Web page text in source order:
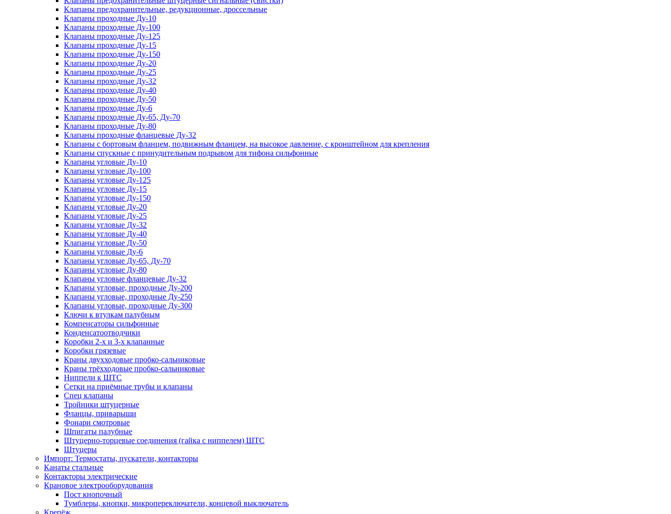
Клапаны предохранительные, редукционные, дроссельные
Клапаны проходные Ду-10
Клапаны проходные Ду-100
Клапаны проходные Ду-125
Клапаны проходные Ду-15
Клапаны проходные Ду-150
Клапаны проходные Ду-20
Клапаны проходные Ду-25
Клапаны проходные Ду-32
Клапаны проходные Ду-40
Клапаны проходные Ду-50
Клапаны проходные Ду-6
Клапаны проходные Ду-65, Ду-70
Клапаны проходные Ду-80
Клапаны проходные фланцевые Ду-32
Клапаны с бортовым фланцем, подвижным фланцем, на высокое давление, с кронштейном для крепления
Клапаны спускные с принудительным подрывом для тифона сильфонные
Клапаны угловые Ду-10
Клапаны угловые Ду-100
Клапаны угловые Ду-125
Клапаны угловые Ду-15
Клапаны угловые Ду-150
Клапаны угловые Ду-20
Клапаны угловые Ду-25
Клапаны угловые Ду-32
Клапаны угловые Ду-40
Клапаны угловые Ду-50
Клапаны угловые Ду-6
Клапаны угловые Ду-65, Ду-70
Клапаны угловые Ду-80
Клапаны угловые фланцевые Ду-32
Клапаны угловые, проходные Ду-200
Клапаны угловые, проходные Ду-250
Клапаны угловые, проходные Ду-300
Ключи к втулкам палубным
Компенсаторы сильфонные
Конденсатоотводчики
Коробки 2-х и 3-х клапанные
Коробки грязевые
Краны двухходовые пробко-сальниковые
Краны трёхходовые пробко-сальниковые
Ниппели к ШТС
Сетки на приёмные трубы и клапаны
Спец клапаны
Тройники штуцерные
Фланцы, приварыши
Фонари смотровые
Шпигаты палубные
Штуцерно-торцевые соединения (гайка с ниппелем) ШТС
Штуцеры
Импорт: Термостаты, пускатели, контакторы
Канаты стальные
Контакторы электрические
Крановое электрооборудования
Пост кнопочный
Тумблеры, кнопки, микропереключатели, концевой выключатель
Крепёж